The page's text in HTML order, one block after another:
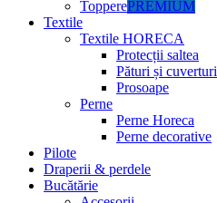
TopperePREMIUM
Textile
Textile HORECA
Protecții saltea
Pături și cuverturi
Prosoape
Perne
Perne Horeca
Perne decorative
Pilote
Draperii & perdele
Bucătărie